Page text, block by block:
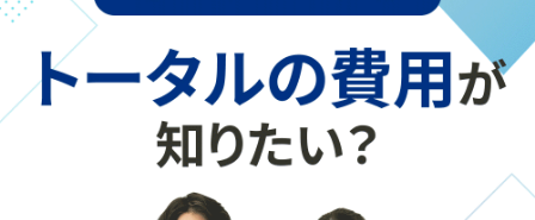
学習内容 基礎固め
英語資格検定対策 プラン
高校入学準備プラン
学習プランを相談してみる
高校生の個別指導詳細